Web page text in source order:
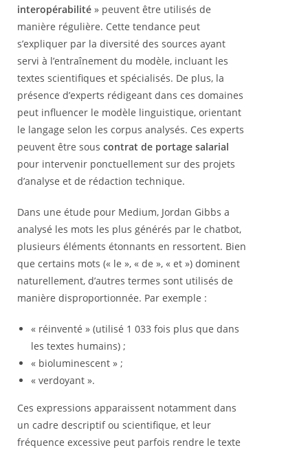
interopérabilité » peuvent être utilisés de
manière régulière. Cette tendance peut
s’expliquer par la diversité des sources ayant
servi à l’entraînement du modèle, incluant les
textes scientifiques et spécialisés. De plus, la
présence d’experts rédigeant dans ces domaines
peut influencer le modèle linguistique, orientant
le langage selon les corpus analysés. Ces experts
peuvent être sous contrat de portage salarial
pour intervenir ponctuellement sur des projets
d’analyse et de rédaction technique.
Dans une étude pour Medium, Jordan Gibbs a
analysé les mots les plus générés par le chatbot,
plusieurs éléments étonnants en ressortent. Bien
que certains mots (« le », « de », « et ») dominent
naturellement, d’autres termes sont utilisés de
manière disproportionnée. Par exemple :
« réinventé » (utilisé 1 033 fois plus que dans
les textes humains) ;
« bioluminescent » ;
« verdoyant ».
Ces expressions apparaissent notamment dans
un cadre descriptif ou scientifique, et leur
fréquence excessive peut parfois rendre le texte